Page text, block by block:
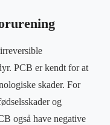
PCB er kendt for at
skader. For
og
også have negative